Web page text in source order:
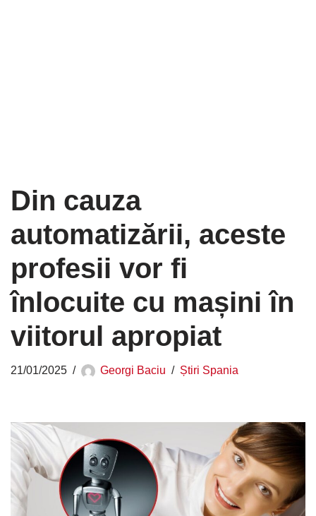
Din cauza
automatizării, aceste
profesii vor fi
înlocuite cu mașini în
viitorul apropiat
21/01/2025 Georgi Baciu Știri Spania